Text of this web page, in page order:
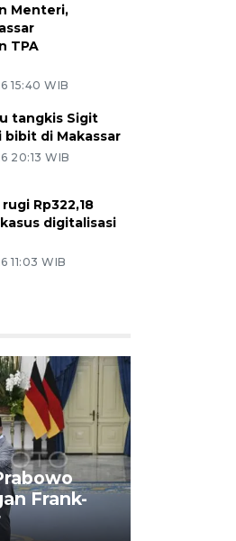
Menteri,
TPA
15:40 WIB
tangkis Sigit
bibit di Makassar
20:13 WIB
Rp322,18
digitalisasi
11:03 WIB
Frank-